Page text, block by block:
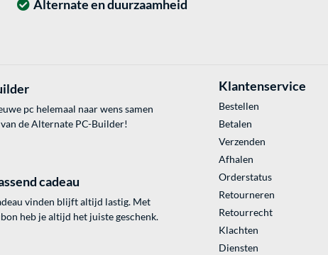
Alternate en duurzaamheid
pc helemaal naar wens samen
de Alternate PC-Builder!
cadeau
vinden blijft altijd lastig. Met
heb je altijd het juiste geschenk.
Klantenservice
Bestellen
Betalen
Verzenden
Afhalen
Orderstatus
Retourneren
Retourrecht
Klachten
Diensten